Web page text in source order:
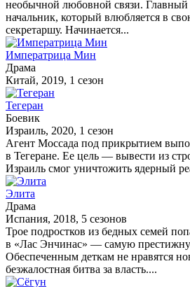
необычной любовной связи.
начальник, который влюбляется в
секретаршу. Начинается...
Императрица Мин
Драма
Китай, 2019, 1 сезон
Тегеран
Боевик
Израиль, 2020, 1 сезон
Агент Моссада под прикрытием
в Тегеране. Ее цель — вывести из
Израиль смог уничтожить ядерный
Элита
Драма
Испания, 2018, 5 сезонов
Трое подростков из бедных семей
в «Лас Энчинас» — самую
Обеспеченным деткам не нравятся
безжалостная битва за власть....